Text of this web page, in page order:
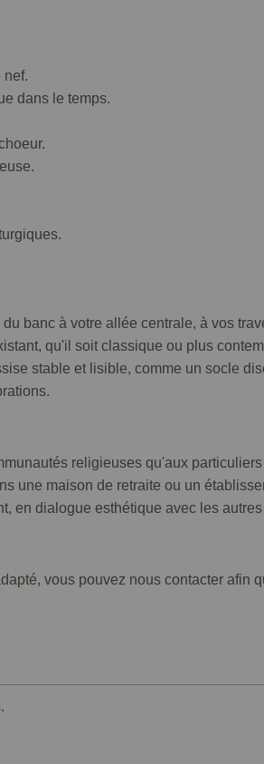
nef.
dans le temps.
du banc à votre allée centrale, à vos
qu'il soit classique ou plus
stable et lisible, comme un socle
religieuses qu'aux
une maison de retraite ou un
en dialogue esthétique avec les
vous pouvez nous contacter afin